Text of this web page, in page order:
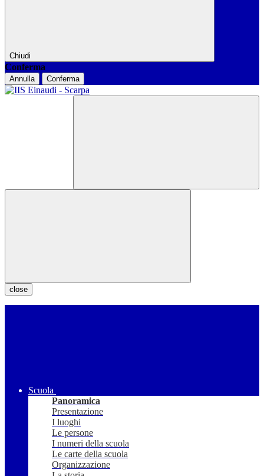
Chiudi
Conferma
Annulla Conferma
close
Scuola
Panoramica
Presentazione
I luoghi
Le persone
I numeri della scuola
Le carte della scuola
Organizzazione